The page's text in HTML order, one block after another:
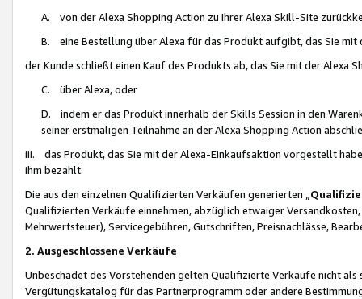
A. von der Alexa Shopping Action zu Ihrer Alexa Skill-Site
B. eine Bestellung über Alexa für das Produkt aufgibt, das Sie mit
der Kunde schließt einen Kauf des Produkts ab, das Sie mit der Alexa
C. über Alexa, oder
D. indem er das Produkt innerhalb der Skills Session in den
seiner erstmaligen Teilnahme an der Alexa Shopping Action
iii. das Produkt, das Sie mit der Alexa-Einkaufsaktion vorgestellt
ihm bezahlt.
Die aus den einzelnen Qualifizierten Verkäufen generierten „
Qualifizierten Verkäufe einnehmen, abzüglich etwaiger
Mehrwertsteuer), Servicegebühren, Gutschriften, Preisnachlässe,
2. Ausgeschlossene Verkäufe
Unbeschadet des Vorstehenden gelten Qualifizierte Verkäufe nicht
Vergütungskatalog für das Partnerprogramm oder andere